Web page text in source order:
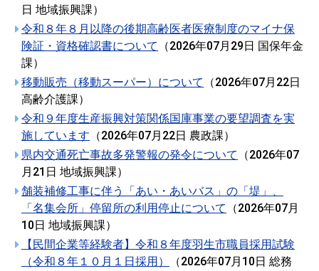
日 地域振興課）
令和８年８月以降の後期高齢医者医療制度のマイナ保
険証・資格確認書について
（2026年07月29日 国保年金
課）
移動販売（移動スーパー）について
（2026年07月22日
高齢介護課）
令和９年度生産振興対策関係国庫事業の要望調査を実
施しています （2026年07月22日 農政課）
県内交通死亡事故多発警報の発令について
（2026年07
月21日 地域振興課）
舗装補修工事に伴う「あい・あいバス」の「堤」、
「名集会所」停留所の利用停止について
（2026年07月
10日 地域振興課）
【民間企業等経験者】令和８年度羽生市職員採用試験
（令和８年１０月１日採用）
（2026年07月10日 総務